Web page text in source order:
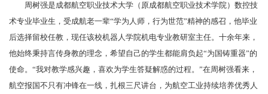
周树强是成都航空职业技术大学（原成都航空职业技术学院）数控技
术专业毕业生，受成航老一辈“学为人师，行为世范”精神的感召，他毕业
后选择留校任教，现任该校机器人学院机电专业教研室主任。十余年来，
他始终秉持言传身教的理念，希望自己的学生都能肩负起“为国铸重器”的
使命。“我对教学感兴趣，喜欢为学生答疑解惑的过程。”在周树强看来，
航空报国不只有冲锋在一线，扎根三尺讲台，为航空工业持续培养优秀人